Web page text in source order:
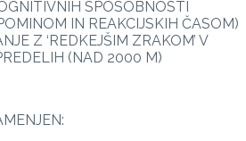
SPOSOBNOSTI
IN REAKCIJSKIH ČASOM)
Z ‘REDKEJŠIM ZRAKOM’ V
(NAD 2000 M)